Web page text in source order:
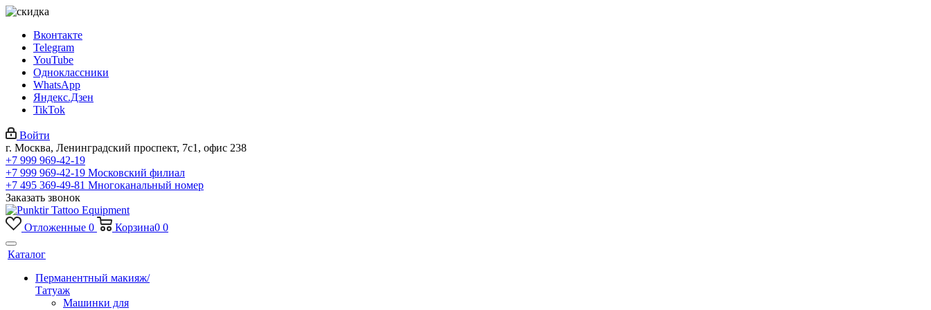
Вконтакте
Telegram
YouTube
Одноклассники
WhatsApp
Яндекс.Дзен
TikTok
Войти
г. Москва, Ленинградский проспект, 7с1, офис 238
+7 999 969-42-19
+7 999 969-42-19 Московский филиал
+7 495 369-49-81 Многоканальный номер
Заказать звонок
Отложенные 0 Корзина0 0
Каталог
Перманентный макияж/
Татуаж
Машинки для